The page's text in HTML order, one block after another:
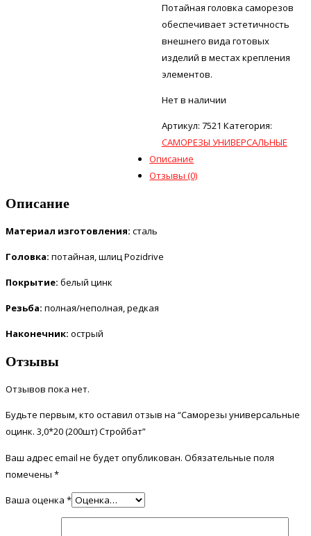
Потайная головка саморезов
обеспечивает эстетичность
внешнего вида готовых
изделий в местах крепления
элементов.
Нет в наличии
Артикул: 7521 Категория:
САМОРЕЗЫ УНИВЕРСАЛЬНЫЕ
Описание
Отзывы (0)
Описание
Материал изготовления: сталь
Головка: потайная, шлиц Pozidrive
Покрытие: белый цинк
Резьба: полная/неполная, редкая
Наконечник: острый
Отзывы
Отзывов пока нет.
Будьте первым, кто оставил отзыв на “Саморезы универсальные
оцинк. 3,0*20 (200шт) Стройбат”
Ваш адрес email не будет опубликован. Обязательные поля
помечены *
Ваша оценка *